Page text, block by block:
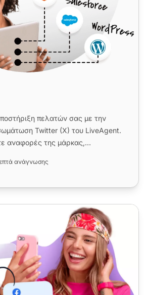
πελατών σας με την
Twitter (X) του LiveAgent.
αναφορές της μάρκας,
ανάγνωσης
Πελατών στα Μέσα Κοινωνικής